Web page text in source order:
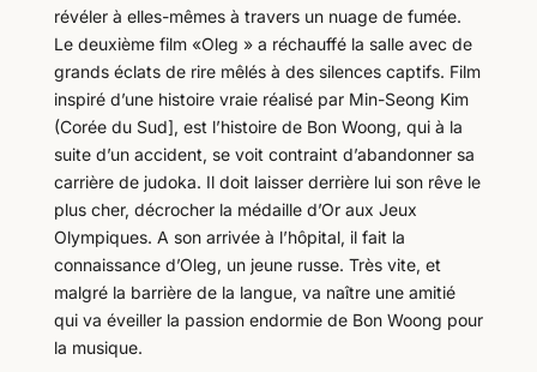
révéler à elles-mêmes à travers un nuage de fumée.
Le deuxième film «Oleg » a réchauffé la salle avec de
grands éclats de rire mêlés à des silences captifs. Film
inspiré d’une histoire vraie réalisé par Min-Seong Kim
(Corée du Sud], est l’histoire de Bon Woong, qui à la
suite d’un accident, se voit contraint d’abandonner sa
carrière de judoka. Il doit laisser derrière lui son rêve le
plus cher, décrocher la médaille d’Or aux Jeux
Olympiques. A son arrivée à l’hôpital, il fait la
connaissance d’Oleg, un jeune russe. Très vite, et
malgré la barrière de la langue, va naître une amitié
qui va éveiller la passion endormie de Bon Woong pour
la musique.